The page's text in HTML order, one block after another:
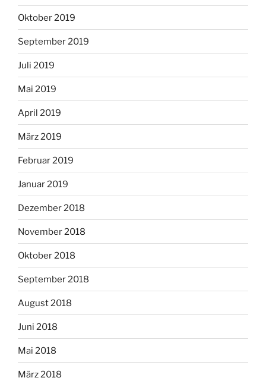
Oktober 2019
September 2019
Juli 2019
Mai 2019
April 2019
März 2019
Februar 2019
Januar 2019
Dezember 2018
November 2018
Oktober 2018
September 2018
August 2018
Juni 2018
Mai 2018
März 2018